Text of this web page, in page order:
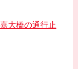
大橋の通行止